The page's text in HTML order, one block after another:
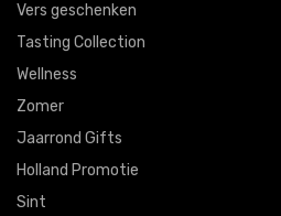
Vers geschenken
Tasting Collection
Wellness
Zomer
Jaarrond Gifts
Holland Promotie
Sint